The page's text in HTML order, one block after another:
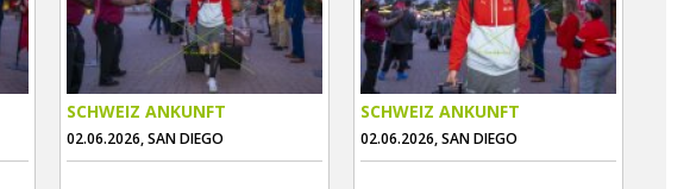
SCHWEIZ ANKUNFT
02.06.2026, SAN DIEGO
SCHWEIZ ANKUNFT
02.06.2026, SAN DIEGO